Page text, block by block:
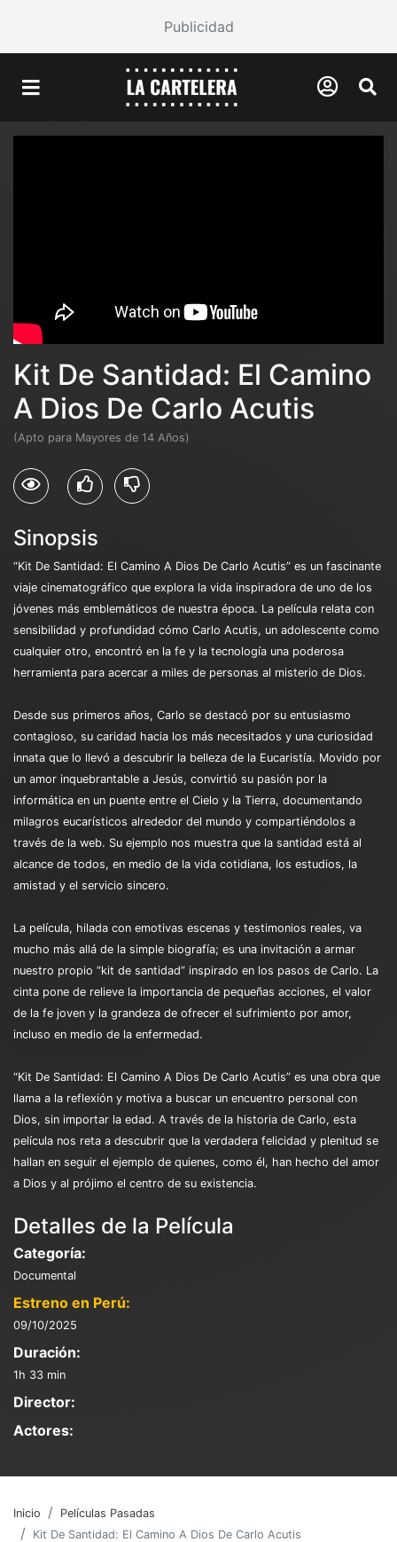
Publicidad
Kit De Santidad: El Camino
A Dios De Carlo Acutis
(Apto para Mayores de 14 Años)
Sinopsis
“Kit De Santidad: El Camino A Dios De Carlo Acutis” es un fascinante
viaje cinematográfico que explora la vida inspiradora de uno de los
jóvenes más emblemáticos de nuestra época. La película relata con
sensibilidad y profundidad cómo Carlo Acutis, un adolescente como
cualquier otro, encontró en la fe y la tecnología una poderosa
herramienta para acercar a miles de personas al misterio de Dios.
Desde sus primeros años, Carlo se destacó por su entusiasmo
contagioso, su caridad hacia los más necesitados y una curiosidad
innata que lo llevó a descubrir la belleza de la Eucaristía. Movido por
un amor inquebrantable a Jesús, convirtió su pasión por la
informática en un puente entre el Cielo y la Tierra, documentando
milagros eucarísticos alrededor del mundo y compartiéndolos a
través de la web. Su ejemplo nos muestra que la santidad está al
alcance de todos, en medio de la vida cotidiana, los estudios, la
amistad y el servicio sincero.
La película, hilada con emotivas escenas y testimonios reales, va
mucho más allá de la simple biografía; es una invitación a armar
nuestro propio “kit de santidad” inspirado en los pasos de Carlo. La
cinta pone de relieve la importancia de pequeñas acciones, el valor
de la fe joven y la grandeza de ofrecer el sufrimiento por amor,
incluso en medio de la enfermedad.
“Kit De Santidad: El Camino A Dios De Carlo Acutis” es una obra que
llama a la reflexión y motiva a buscar un encuentro personal con
Dios, sin importar la edad. A través de la historia de Carlo, esta
película nos reta a descubrir que la verdadera felicidad y plenitud se
hallan en seguir el ejemplo de quienes, como él, han hecho del amor
a Dios y al prójimo el centro de su existencia.
Detalles de la Película
Categoría:
Documental
Estreno en Perú:
09/10/2025
Duración:
1h 33 min
Director:
Actores:
Inicio
Películas Pasadas
Kit De Santidad: El Camino A Dios De Carlo Acutis